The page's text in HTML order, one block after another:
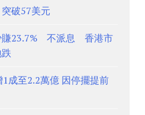
破57美元
賺23.7% 不派息 香港市
成至2.2萬億 因停擺提前